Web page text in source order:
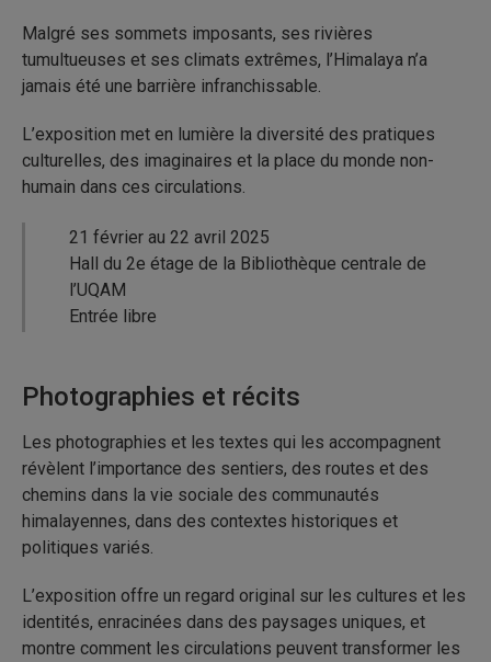
Malgré ses sommets imposants, ses rivières
tumultueuses et ses climats extrêmes, l’Himalaya n’a
jamais été une barrière infranchissable.
L’exposition met en lumière la diversité des pratiques
culturelles, des imaginaires et la place du monde non-
humain dans ces circulations.
21 février au 22 avril 2025
Hall du 2e étage de la Bibliothèque centrale de
l’UQAM
Entrée libre
Photographies et récits
Les photographies et les textes qui les accompagnent
révèlent l’importance des sentiers, des routes et des
chemins dans la vie sociale des communautés
himalayennes, dans des contextes historiques et
politiques variés.
L’exposition offre un regard original sur les cultures et les
identités, enracinées dans des paysages uniques, et
montre comment les circulations peuvent transformer les